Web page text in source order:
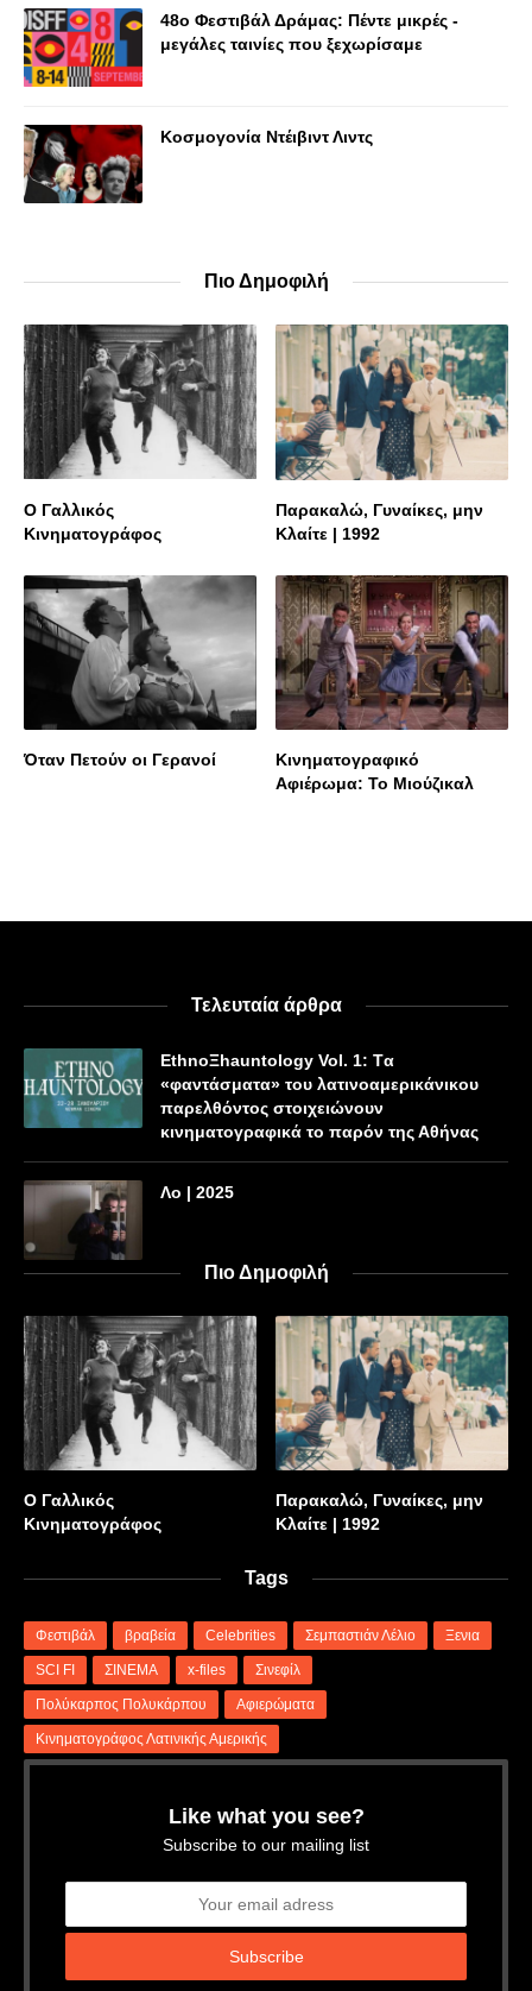
48o Φεστιβάλ Δράμας: Πέντε μικρές -
μεγάλες ταινίες που ξεχωρίσαμε
Κοσμογονία Ντέιβιντ Λιντς
Πιο Δημοφιλή
Ο Γαλλικός
Κινηματογράφος
Παρακαλώ, Γυναίκες, μην
Κλαίτε | 1992
Όταν Πετούν οι Γερανοί
Κινηματογραφικό
Αφιέρωμα: To Mιούζικαλ
Τελευταία άρθρα
EthnoΞhauntology Vol. 1: Tα
«φαντάσματα» του λατινοαμερικάνικου
παρελθόντος στοιχειώνουν
κινηματογραφικά το παρόν της Αθήνας
Λο | 2025
Πιο Δημοφιλή
Ο Γαλλικός
Κινηματογράφος
Παρακαλώ, Γυναίκες, μην
Κλαίτε | 1992
Tags
Φεστιβάλ βραβεία Celebrities Σεμπαστιάν Λέλιο Ξενια
SCI FI ΣΙΝΕΜΑ x-files Σινεφίλ
Πολύκαρπος Πολυκάρπου Αφιερώματα
Κινηματογράφος Λατινικής Αμερικής
Like what you see?
Subscribe to our mailing list